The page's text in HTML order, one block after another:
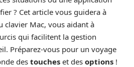
? Cet article vous guidera à
clavier Mac, vous aidant à
qui facilitent la gestion
Préparez-vous pour un voyage
des touches et des options !